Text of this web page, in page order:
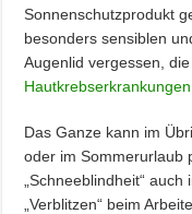
Sonnenschutzprodukt
besonders sensiblen
Augenlid vergessen,
Hautkrebserkrankungen
Das Ganze kann im
oder im Sommerurlaub
„Schneeblindheit“
„Verblitzen“ beim